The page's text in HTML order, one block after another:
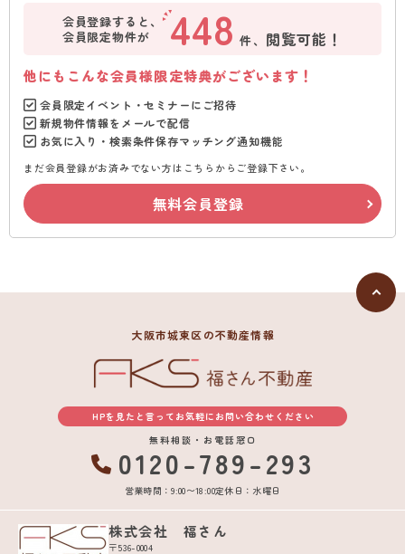
会員登録すると、
会員限定物件が
448 件、 閲覧可能！
他にもこんな会員様限定特典がございます！
会員限定イベント・セミナーにご招待
新規物件情報をメールで配信
お気に入り・検索条件保存マッチング通知機能
まだ会員登録がお済みでない方はこちらからご登録下さい。
無料会員登録
大阪市城東区の不動産情報
HPを見たと言ってお気軽にお問い合わせください
無料相談・お電話窓口
0120-789-293
営業時間：9:00〜18:00定休日：水曜日
株式会社 福さん
〒536-0004